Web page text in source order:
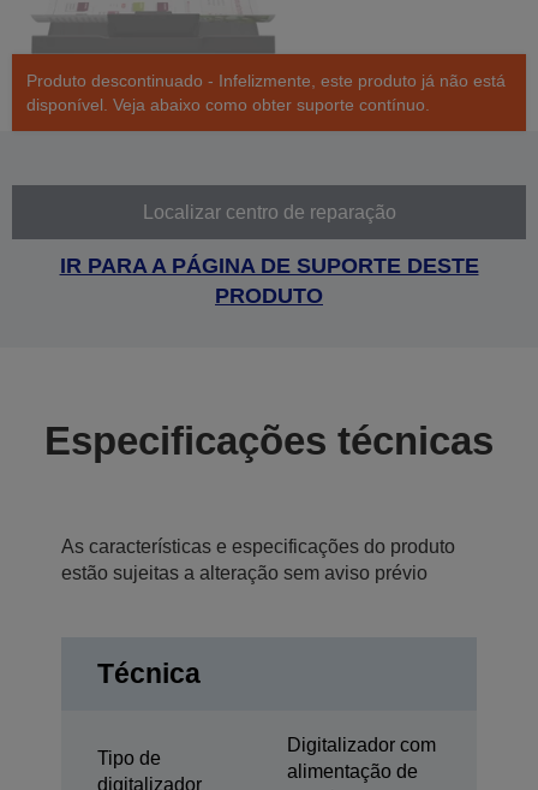
Produto descontinuado - Infelizmente, este produto já não está
disponível. Veja abaixo como obter suporte contínuo.
Localizar centro de reparação
IR PARA A PÁGINA DE SUPORTE DESTE
PRODUTO
Especificações técnicas
As características e especificações do produto
estão sujeitas a alteração sem aviso prévio
Técnica
Tipo de
digitalizador
Digitalizador com
alimentação de